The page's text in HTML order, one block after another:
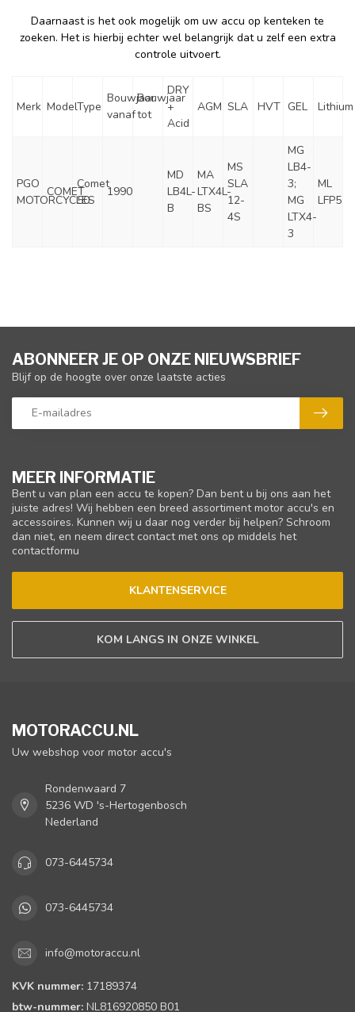
Daarnaast is het ook mogelijk om uw accu op kenteken te
zoeken. Het is hierbij echter wel belangrijk dat u zelf een extra
controle uitvoert.
Merk ModelType
Bouwjaar
vanaf
Bouwjaar
tot
DRY
+
Acid
AGM SLA HVT GEL Lithium
PGO
MOTORCYCLES
COMET
Comet
50
1990
MD
LB4L-
B
MA
LTX4L-
BS
MS
SLA
12-
4S
MG
LB4-
3;
MG
LTX4-
3
ML
LFP5
MEER INFORMATIE
Bent u van plan een accu te kopen? Dan bent u bij ons aan het
juiste adres! Wij hebben een breed assortiment motor accu's en
accessoires. Kunnen wij u daar nog verder bij helpen? Schroom
dan niet, en neem direct contact met ons op middels het
contactformu
KLANTENSERVICE
KOM LANGS IN ONZE WINKEL
ABONNEER JE OP ONZE NIEUWSBRIEF
Blijf op de hoogte over onze laatste acties
MOTORACCU.NL
Uw webshop voor motor accu's
Rondenwaard 7
5236 WD 's-Hertogenbosch
Nederland
073-6445734
073-6445734
info@motoraccu.nl
KVK nummer: 17189374
btw-nummer: NL816920850 B01